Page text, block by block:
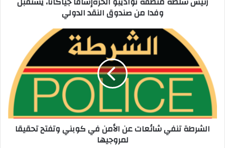
وفدا من صندوق النقد الدولي
الشرطة تنفي شائعات عن الأمن في كوبني وتفتح تحقيقا
لمروجيها